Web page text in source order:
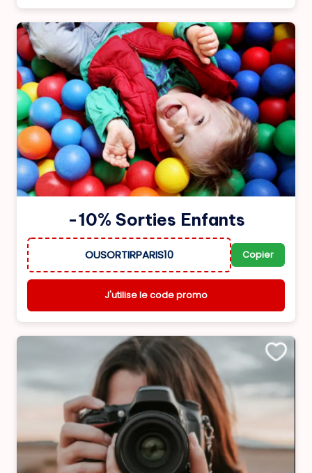
-10% Sorties Enfants
OUSORTIRPARIS10 Copier
J'utilise le code promo